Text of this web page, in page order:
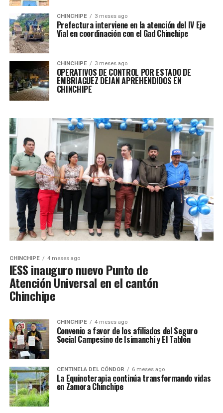
CHINCHIPE 3 meses ago
Prefectura interviene en la atención del IV Eje
Vial en coordinación con el Gad Chinchipe
CHINCHIPE 3 meses ago
OPERATIVOS DE CONTROL POR ESTADO DE
EMBRIAGUEZ DEJAN APREHENDIDOS EN
CHINCHIPE
CHINCHIPE 4 meses ago
IESS inauguro nuevo Punto de
Atención Universal en el cantón
Chinchipe
CHINCHIPE 4 meses ago
Convenio a favor de los afiliados del Seguro
Social Campesino de Isimanchi y El Tablón
CENTINELA DEL CÓNDOR 6 meses ago
La Equinoterapia continúa transformando vidas
en Zamora Chinchipe